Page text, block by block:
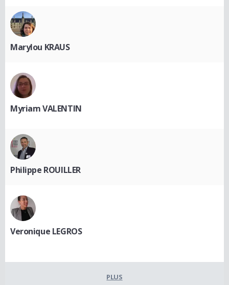
Marylou KRAUS
Myriam VALENTIN
Philippe ROUILLER
Veronique LEGROS
PLUS